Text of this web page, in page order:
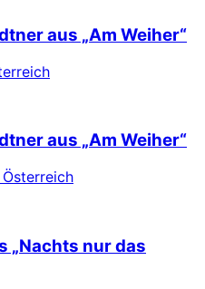
aus „Am Weiher“
aus „Am Weiher“
„Nachts nur das